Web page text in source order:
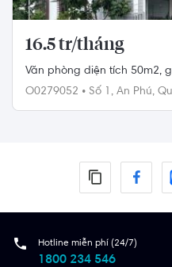
16.5 tr/tháng
Văn phòng diện tích 50m2,
hầm gửi xe, đầy đủ nội thất.
O0279052 • Số 1, An Phú,
Hotline miễn phí (24/7)
1800 234 546